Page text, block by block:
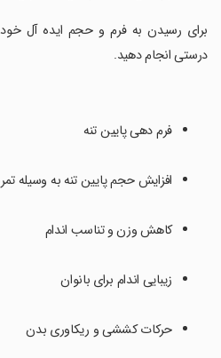
‏برای رسیدن به فرم و حجم ایده آل خود
درستی انجام دهید.
فرم دهی پایین تنه
افزایش حجم پایین تنه به وسیله
کاهش وزن و تناسب اندام
زیبایی اندام برای بانوان
حرکات کششی و ریکاوری بدن